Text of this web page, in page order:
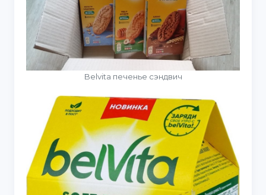
Belvita печенье сэндвич